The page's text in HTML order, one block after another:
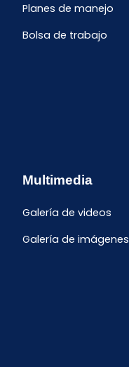
Planes de manejo
Bolsa de trabajo
Multimedia
Galería de videos
Galería de imágenes